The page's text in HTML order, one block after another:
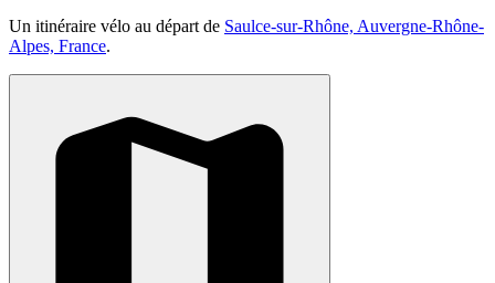
Un itinéraire vélo au départ de Saulce-sur-Rhône, Auvergne-Rhône-
Alpes, France.